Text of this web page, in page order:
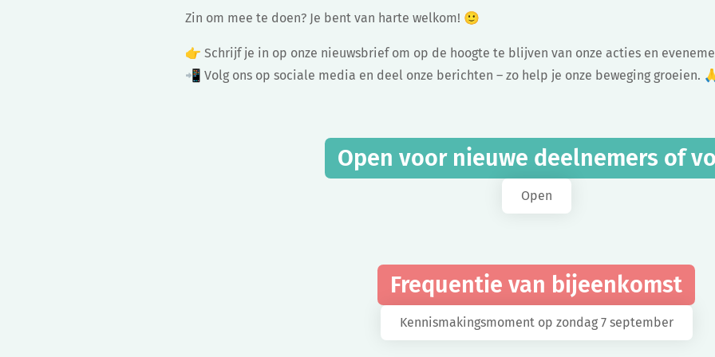
Zin om mee te doen? Je bent van harte welkom! 🙂
👉 Schrijf je in op onze nieuwsbrief om op de hoogte te blijven van onze acties en
📲 Volg ons op sociale media en deel onze berichten – zo help je onze beweging groeien.
Open voor nieuwe deelnemers of
Open
Frequentie van bijeenkomst
Kennismakingsmoment op zondag 7 september